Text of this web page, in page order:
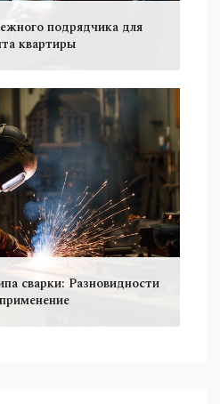
подрядчика для
квартиры
сварки: Разновидности